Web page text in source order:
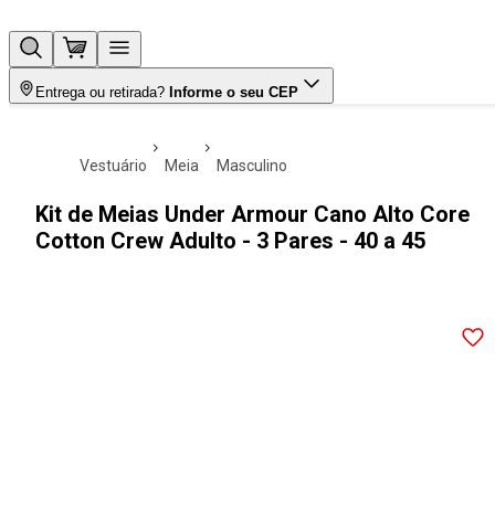
Entrega ou retirada? Informe o seu CEP
vestuário meia masculino
Kit de Meias Under Armour Cano Alto Core
Cotton Crew Adulto - 3 Pares - 40 a 45